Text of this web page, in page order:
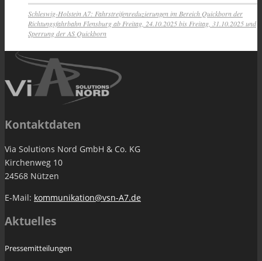
Schleswig-Holstein A7: Fahrstreifenreduzierungen im Bereich Quickborn der
Richtungsfahrbahn Flensburg ab Freitag, 24.10.2025 bis Freitag, 31.10.2025 und
Sperrung der AS Quickborn
Kontaktdaten
Via Solutions Nord GmbH & Co. KG
Kirchenweg 10
24568 Nützen
E-Mail: kommunikation@vsn-A7.de
Aktuelles
Pressemitteilungen